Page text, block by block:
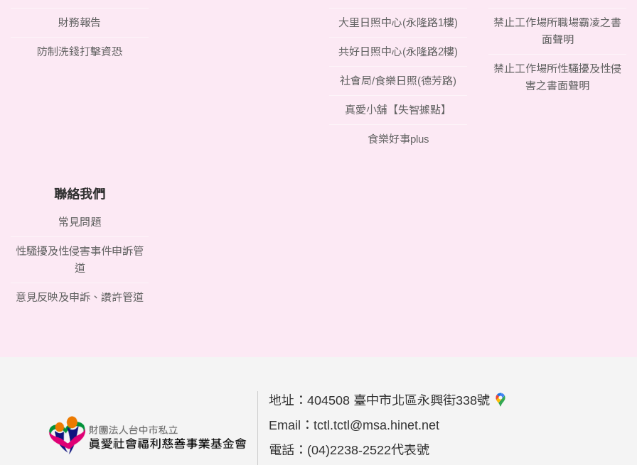
財務報告
防制洗錢打擊資恐
大里日照中心(永隆路1樓)
共好日照中心(永隆路2樓)
社會局/食樂日照(德芳路)
真愛小舖【失智據點】
食樂好事plus
禁止工作場所職場霸凌之書
面聲明
禁止工作場所性騷擾及性侵
害之書面聲明
聯絡我們
常見問題
性騷擾及性侵害事件申訴管
道
意見反映及申訴、讚許管道
地址： 404508 臺中市北區永興街338號
Email： tctl.tctl@msa.hinet.net
電話： (04)2238-2522代表號